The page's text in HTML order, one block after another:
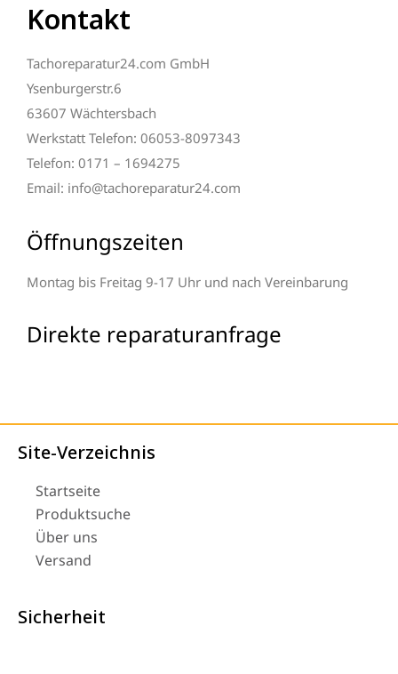
Kontakt
Tachoreparatur24.com GmbH
Ysenburgerstr.6
63607 Wächtersbach
Werkstatt Telefon: 06053-8097343
Telefon: 0171 – 1694275
Email: info@tachoreparatur24.com
Öffnungszeiten
Montag bis Freitag 9-17 Uhr und nach Vereinbarung
Direkte reparaturanfrage
Site-Verzeichnis
Startseite
Produktsuche
Über uns
Versand
Sicherheit